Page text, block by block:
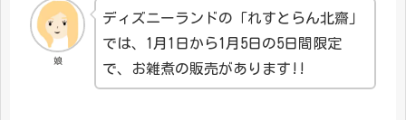
娘
ディズニーランドの「れすとらん北齋」
では、1月1日から1月5日の5日間限定
で、お雑煮の販売があります!!